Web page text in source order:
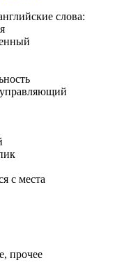
слова:
с места
прочее